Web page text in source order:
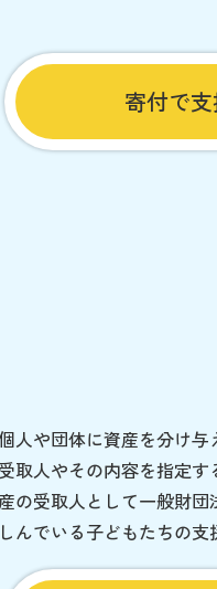
寄付で
人や団体に資産を分け与
取人やその内容を指定す
の受取人として一般財団
んでいる子どもたちの支